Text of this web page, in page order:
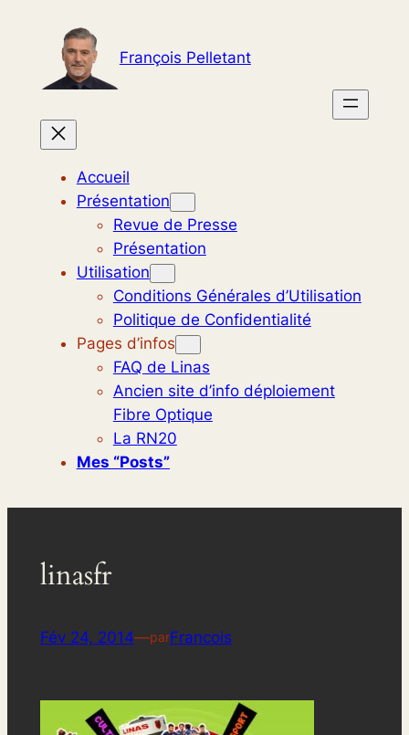
contenu
François Pelletant
Accueil
Présentation
Revue de Presse
Présentation
Utilisation
Conditions Générales d’Utilisation
Politique de Confidentialité
Pages d’infos
FAQ de Linas
Ancien site d’info déploiement
Fibre Optique
La RN20
Mes “posts”
linasfr
Fév 24, 2014—parFrancois